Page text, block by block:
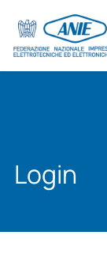
Login